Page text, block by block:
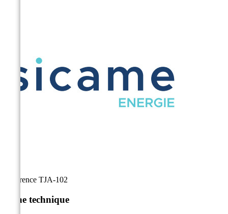
Référence TJA-102
Fiche technique